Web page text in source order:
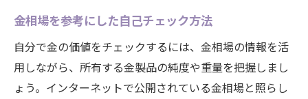
金相場を参考にした自己チェック方法
自分で金の価値をチェックするには、金相場の情報を活
用しながら、所有する金製品の純度や重量を把握しまし
ょう。インターネットで公開されている金相場と照らし